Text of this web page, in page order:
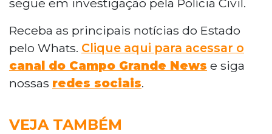
Receba as principais notícias do Estado
pelo Whats. Clique aqui para acessar o
canal do Campo Grande News e siga
nossas redes sociais.
VEJA TAMBÉM